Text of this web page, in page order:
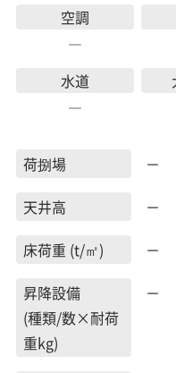
空調
―
水道
―
荷捌場
－
天井高
－
床荷重 (t/㎡)
－
昇降設備
(種類/数×耐荷
重kg)
－